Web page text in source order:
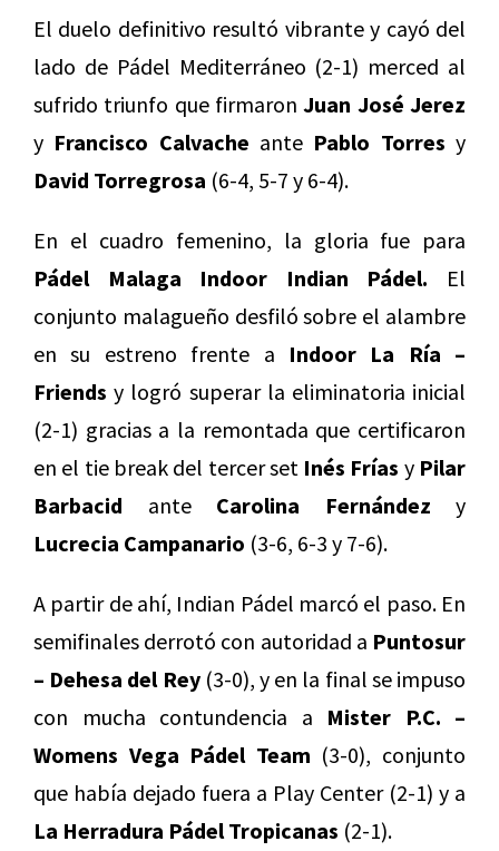
El duelo definitivo resultó vibrante y cayó del
lado de Pádel Mediterráneo (2-1) merced al
sufrido triunfo que firmaronJuan José Jerez
y Francisco Calvache ante Pablo Torres y
David Torregrosa (6-4, 5-7 y 6-4).
En el cuadro femenino, la gloria fue para
Pádel Malaga Indoor Indian Pádel. El
conjunto malagueño desfiló sobre el alambre
en su estreno frente a Indoor La Ría –
Friends y logró superar la eliminatoria inicial
(2-1) gracias a la remontada que certificaron
en el tie break del tercer set Inés Frías y Pilar
Barbacid ante Carolina Fernández y
Lucrecia Campanario (3-6, 6-3 y 7-6).
A partir de ahí, Indian Pádel marcó el paso. En
semifinales derrotó con autoridad a Puntosur
– Dehesa del Rey(3-0), y en la final se impuso
con mucha contundencia a Mister P.C. –
Womens Vega Pádel Team (3-0), conjunto
que había dejado fuera a Play Center (2-1) y a
La Herradura Pádel Tropicanas (2-1).